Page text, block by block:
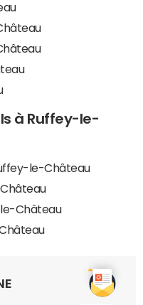
à Ruffey-le-
le-Château
Château